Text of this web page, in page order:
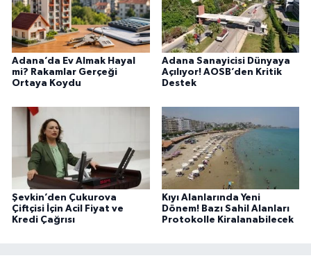
Adana’da Ev Almak Hayal
mi? Rakamlar Gerçeği
Ortaya Koydu
Adana Sanayicisi Dünyaya
Açılıyor! AOSB’den Kritik
Destek
Şevkin’den Çukurova
Çiftçisi İçin Acil Fiyat ve
Kredi Çağrısı
Kıyı Alanlarında Yeni
Dönem! Bazı Sahil Alanları
Protokolle Kiralanabilecek